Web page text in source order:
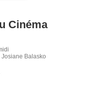
Cinéma
Balasko